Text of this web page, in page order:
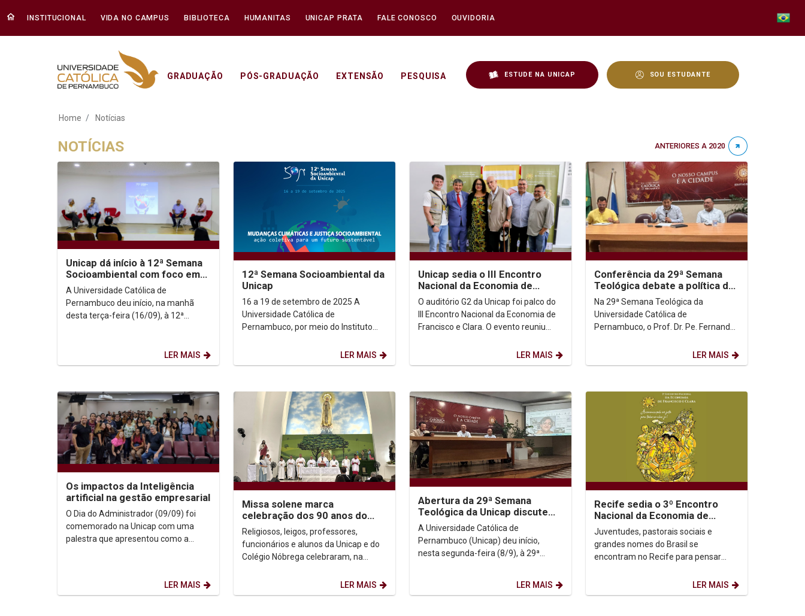
INSTITUCIONAL VIDA NO CAMPUS BIBLIOTECA HUMANITAS UNICAP PRATA FALE CONOSCO OUVIDORIA
GRADUAÇÃO PÓS-GRADUAÇÃO EXTENSÃO PESQUISA ESTUDE NA UNICAP SOU ESTUDANTE
Notícias - Unicap
Home Notícias
NOTÍCIAS ANTERIORES A 2020
Unicap dá início à 12ª Semana
Socioambiental com foco em
mudanças climáticas e justiça...
A Universidade Católica de
Pernambuco deu início, na manhã
desta terça-feira (16/09), à 12ª
LER MAIS
12ª Semana Socioambiental da
Unicap
16 a 19 de setembro de 2025 A
Universidade Católica de
Pernambuco, por meio do Instituto
comunidade acadêmica e a
sociedade...
LER MAIS
Unicap sedia o III Encontro
Nacional da Economia de
Francisco e Clara, com a
participação do Pe....
O auditório G2 da Unicap foi palco do
III Encontro Nacional da Economia de
Francisco e Clara. O evento reuniu
LER MAIS
Conferência da 29ª Semana
Teológica debate a política da
esperança
Na 29ª Semana Teológica da
Universidade Católica de
Pernambuco, o Prof. Dr. Pe. Fernando
Universidade Católica do Equador,...
LER MAIS
Os impactos da Inteligência
artificial na gestão empresarial
O Dia do Administrador (09/09) foi
comemorado na Unicap com uma
palestra que apresentou como a
LER MAIS
Missa solene marca
celebração dos 90 anos do
Santuário Nossa Senhora de
Fátima
Religiosos, leigos, professores,
funcionários e alunos da Unicap e do
Colégio Nóbrega celebraram, na
LER MAIS
Abertura da 29ª Semana
Teológica da Unicap discute
desafios para uma teologia
contemporânea
A Universidade Católica de
Pernambuco (Unicap) deu início,
nesta segunda-feira (8/9), à 29ª
LER MAIS
Recife sedia o 3º Encontro
Nacional da Economia de
Francisco e Clara por uma
economia justa e...
Juventudes, pastorais sociais e
grandes nomes do Brasil se
encontram no Recife para pensar
de setembro, o Recife se...LER MAIS